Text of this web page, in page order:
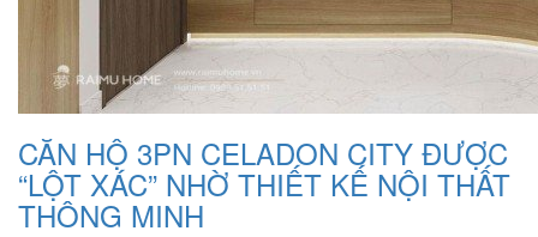
CĂN HỘ 3PN CELADON CITY ĐƯỢC
“LỘT XÁC” NHỜ THIẾT KẾ NỘI THẤT
THÔNG MINH